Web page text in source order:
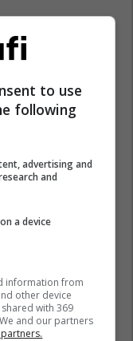
to use
following
advertising and
and
a device
information from
other device
with 369
and our partners